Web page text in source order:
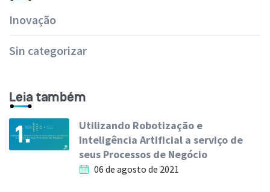
Inovação
Sin categorizar
Leia também
1.
Utilizando Robotização e
Inteligência Artificial a serviço de
seus Processos de Negócio
06 de agosto de 2021